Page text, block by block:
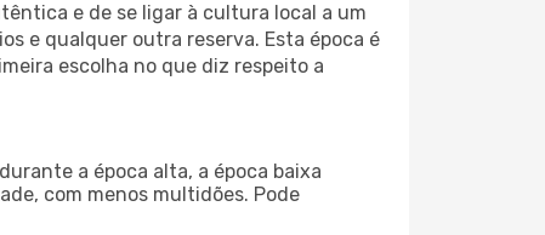
e de se ligar à cultura local a um
e qualquer outra reserva. Esta época é
escolha no que diz respeito a
a época alta, a época baixa
com menos multidões. Pode